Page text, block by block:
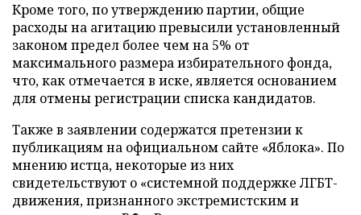
Кроме того, по утверждению партии, общие
расходы на агитацию превысили установленный
законом предел более чем на 5% от
максимального размера избирательного фонда,
что, как отмечается в иске, является основанием
для отмены регистрации списка кандидатов.
Также в заявлении содержатся претензии к
публикациям на официальном сайте «Яблока». По
мнению истца, некоторые из них
свидетельствуют о «системной поддержке ЛГБТ-
движения, признанного экстремистским и